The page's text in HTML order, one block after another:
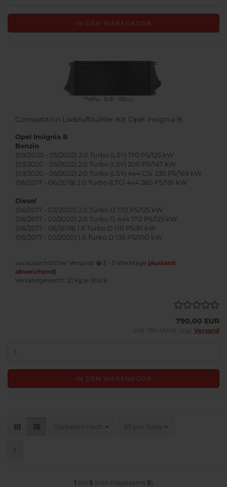
IN DEN WARENKORB
Competition Ladeluftkühler-Kit Opel Insignia B
Opel Insignia B
Benzin
(09/2020 - 05/2022) 2.0 Turbo (LSY) 170 PS/125 kW
(03/2020 - 05/2022) 2.0 Turbo (LSY) 200 PS/147 kW
(03/2020 - 05/2022) 2.0 Turbo (LSY) 4x4 GSi 230 PS/169 kW
(06/2017 - 06/2018) 2.0 Turbo (LTG) 4x4 260 PS/191 kW
Diesel
(06/2017 - 02/2020) 2.0 Turbo D 170 PS/125 kW
(06/2017 - 02/2020) 2.0 Turbo D 4x4 170 PS/125 kW
(06/2017 - 06/2018) 1.6 Turbo D 110 PS/81 kW
(06/2017 - 02/2020) 1.6 Turbo D 136 PS/100 kW
voraussichtlicher Versand: 3 - 5 Werktage (Ausland
abweichend)
Versandgewicht: 21 kg je Stück
790,00 EUR
inkl. 19% MwSt. zzgl. Versand
IN DEN WARENKORB
Sortieren nach
Sortieren nach 50 pro Seite
pro Seite
1
1 bis 5 (von insgesamt 5)